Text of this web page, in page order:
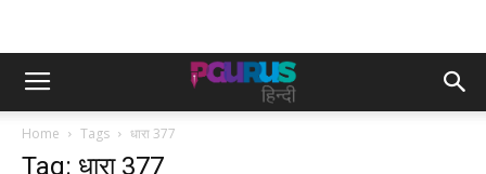
Home Tags धारा 377
Tag: धारा 377